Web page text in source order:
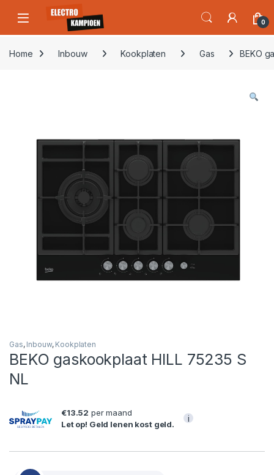
Skip to navigation
Skip to content
Open 0
Home Inbouw Kookplaten Gas BEKO
Gas, Inbouw, Kookplaten
BEKO gaskookplaat HILL 75235 S
NL
€13.52 per maand
Let op! Geld lenen kost geld.
i